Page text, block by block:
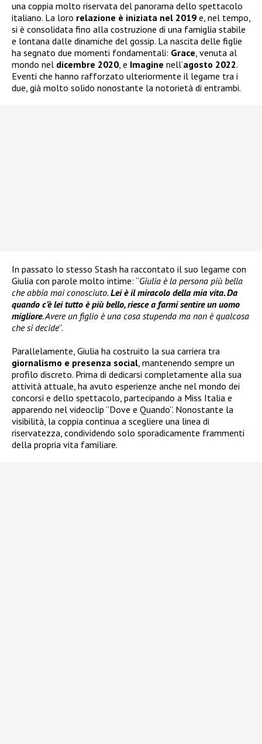
una coppia molto riservata del panorama dello spettacolo
italiano. La loro relazione è iniziata nel 2019 e, nel tempo,
si è consolidata fino alla costruzione di una famiglia stabile
e lontana dalle dinamiche del gossip. La nascita delle figlie
ha segnato due momenti fondamentali: Grace, venuta al
mondo nel dicembre 2020, e Imagine nell’agosto 2022.
Eventi che hanno rafforzato ulteriormente il legame tra i
due, già molto solido nonostante la notorietà di entrambi.
In passato lo stesso Stash ha raccontato il suo legame con
Giulia con parole molto intime: “Giulia è la persona più bella
che abbia mai conosciuto.Lei è il miracolo della mia vita. Da
quando c’è lei tutto è più bello, riesce a farmi sentire un uomo
migliore. Avere un figlio è una cosa stupenda ma non è qualcosa
che si decide”.
Parallelamente, Giulia ha costruito la sua carriera tra
giornalismo e presenza social, mantenendo sempre un
profilo discreto. Prima di dedicarsi completamente alla sua
attività attuale, ha avuto esperienze anche nel mondo dei
concorsi e dello spettacolo, partecipando a Miss Italia e
apparendo nel videoclip “Dove e Quando”. Nonostante la
visibilità, la coppia continua a scegliere una linea di
riservatezza, condividendo solo sporadicamente frammenti
della propria vita familiare.